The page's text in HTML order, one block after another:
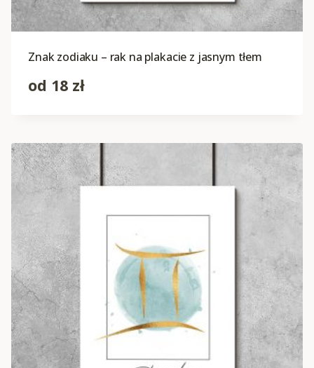
Znak zodiaku – rak na plakacie z jasnym tłem
od 18 zł